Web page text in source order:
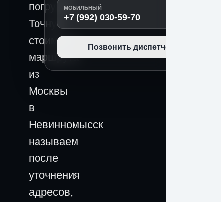
погрузки.
Точную
стоимость
маршрута
из
Москвы
в
Невинномысск
называем
после
уточнения
адресов,
МОБИЛЬНЫЙ
+7 (992) 030-59-70
Позвонить диспетчеру